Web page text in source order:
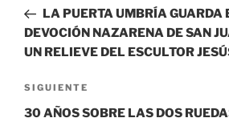
entradas
anterior:
LA PUERTA UMBRÍA GUARDA
DEVOCIÓN NAZARENA DE SAN
UN RELIEVE DEL ESCULTOR
Siguiente
entrada
SIGUIENTE
30 AÑOS SOBRE LAS DOS